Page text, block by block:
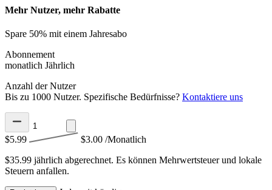
Mehr Nutzer, mehr Rabatte
Spare 50% mit einem Jahresabo
Abonnement
monatlich Jährlich
Anzahl der Nutzer
Bis zu 1000 Nutzer. Spezifische Bedürfnisse? Kontaktiere uns
$5.99 $3.00 /Monatlich
$35.99 jährlich abgerechnet. Es können Mehrwertsteuer und lokale
Steuern anfallen.